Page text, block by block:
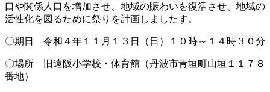
口や関係人口を増加させ、地域の賑わいを復活させ、地域の
活性化を図るために祭りを計画しましたす。
〇期日 令和４年１１月１３日（日）１０時～１４時３０分
〇場所 旧遠阪小学校・体育館（丹波市青垣町山垣１１７８
番地）